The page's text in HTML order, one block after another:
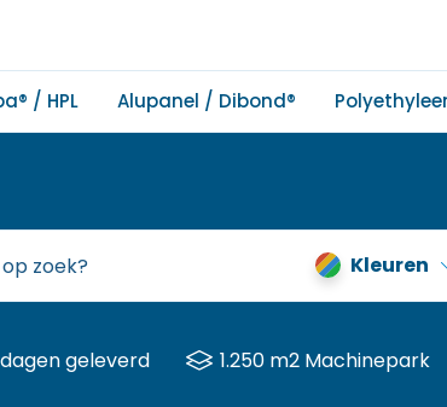
/ HPL Alupanel / Dibond®
Kleuren
geleverd 1.250 m2 Machinepark